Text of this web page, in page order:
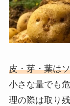
皮・芽・葉は
小さな量でも
理の際は取り